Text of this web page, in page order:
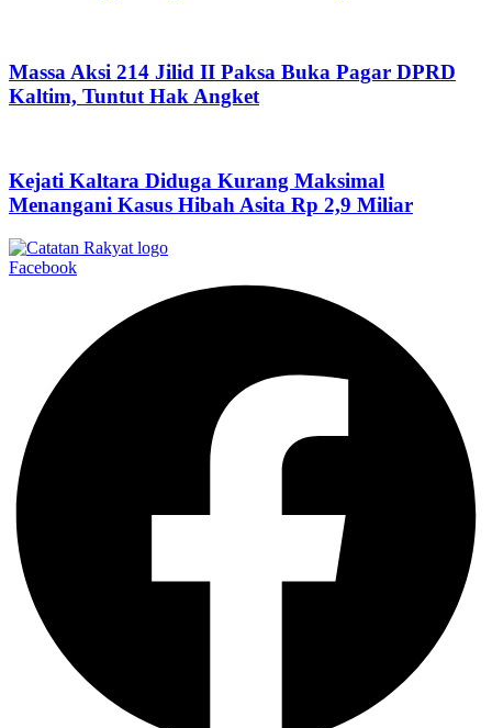
Massa Aksi 214 Jilid II Paksa Buka Pagar DPRD
Kaltim, Tuntut Hak Angket
Kejati Kaltara Diduga Kurang Maksimal
Menangani Kasus Hibah Asita Rp 2,9 Miliar
Facebook